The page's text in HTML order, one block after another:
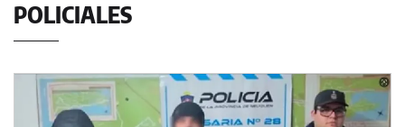
POLICIALES